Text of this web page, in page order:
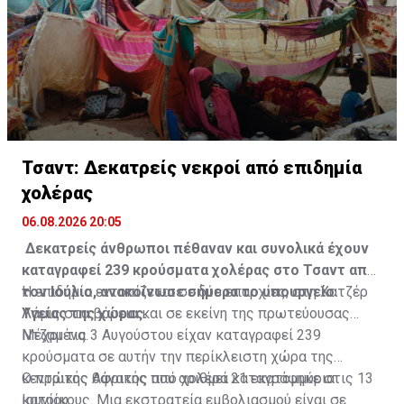
Τσαντ: Δεκατρείς νεκροί από επιδημία
χολέρας
06.08.2026 20:05
Δεκατρείς άνθρωποι πέθαναν και συνολικά έχουν
καταγραφεί 239 κρούσματα χολέρας στο Τσαντ από
τον Ιούλιο, ανακοίνωσε σήμερα το υπουργείο
Υγείας της χώρας.
Η επιδημία εντοπίζεται σε δύο επαρχίες, στη Χατζέρ
Λάμις στα βόρεια και σε εκείνη της πρωτεύουσας
Ντζαμένα.
Μέχρι τις 3 Αυγούστου είχαν καταγραφεί 239
κρούσματα σε αυτήν την περίκλειστη χώρα της
κεντρικής Αφρικής που αριθμεί 21 εκατομμύρια
κατοίκους. Μια εκστρατεία εμβολιασμού είναι σε
Ο πρώτος θάνατος από χολέρα καταγράφηκε στις 13
Ιουνίου.